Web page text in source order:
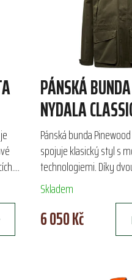
PÁNSKÁ
NYDALA
Pánská bunda
spojuje klasický styl s
technologiemi. Díky
větruodolnému
DWR úpravou je ideální...
Skladem
6 050 Kč